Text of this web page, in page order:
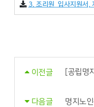
3. 조리원_입사지원서,
이전글 [공립명
다음글 명지노